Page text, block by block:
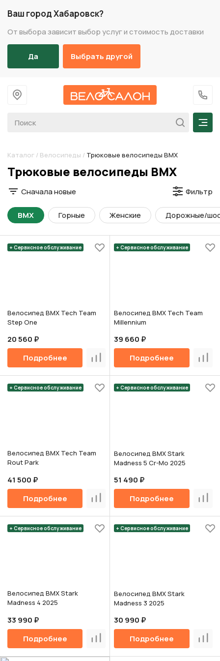
Ваш город Хабаровск?
От выбора зависит выбор услуг и стоимость доставки
Да Выбрать другой
На главную
+7
Каталог / Велосипеды / Трюковые велосипеды BMX
Разделы каталога
Трюковые велосипеды BMX
Сначала новые Фильтр
Горные Женские Дорожные/
BMX
+ Сервисное обслуживание
Велосипед BMX Tech Team
Step One
20 560 ₽
Подробнее
Сравнить
+ Сервисное обслуживание
Велосипед BMX Tech Team
Millennium
39 660 ₽
Подробнее
+ Сервисное обслуживание
Велосипед BMX Tech Team
Rout Park
41 500 ₽
Подробнее
Сравнить
+ Сервисное обслуживание
Велосипед BMX Stark
Madness 5 Cr-Mo 2025
51 490 ₽
Подробнее
+ Сервисное обслуживание
Велосипед BMX Stark
Madness 4 2025
33 990 ₽
Подробнее
Сравнить
+ Сервисное обслуживание
Велосипед BMX Stark
Madness 3 2025
30 990 ₽
Подробнее